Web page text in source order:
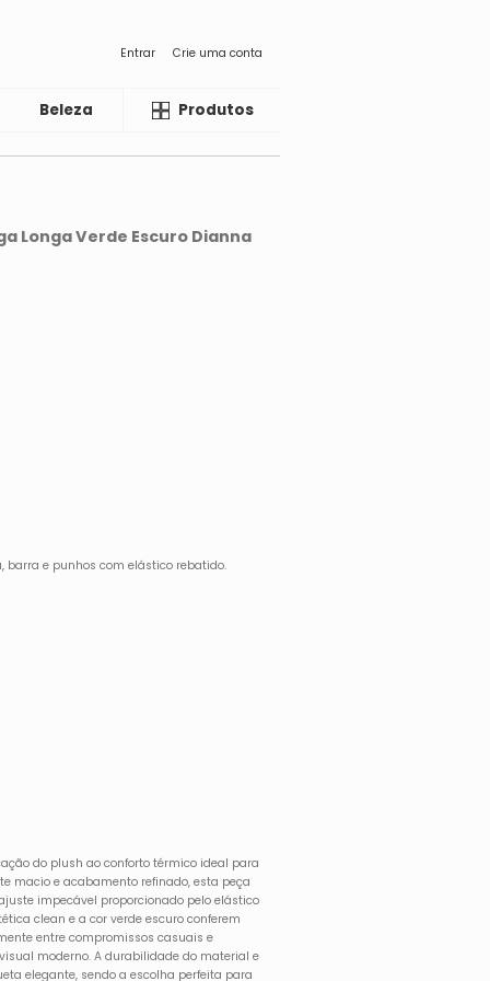
Entrar Crie uma conta
Beleza LiquidaProdutos
Longa Verde Escuro Dianna
barra e punhos com elástico rebatido.
do plush ao conforto térmico ideal para
macio e acabamento refinado, esta peça
impecável proporcionado pelo elástico
clean e a cor verde escuro conferem
entre compromissos casuais e
moderno. A durabilidade do material e
elegante, sendo a escolha perfeita para